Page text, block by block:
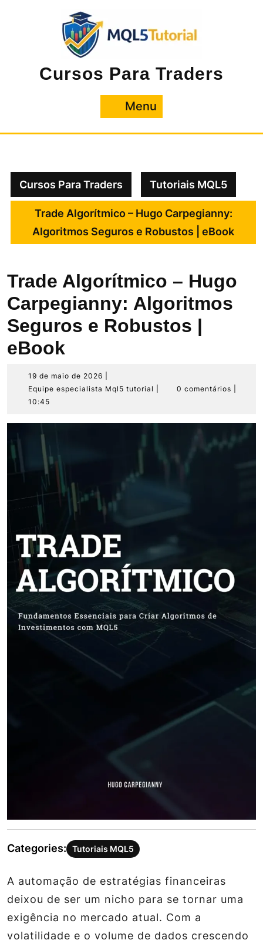
Cursos Para Traders
Menu
Cursos Para Traders Tutoriais MQL5
Trade Algorítmico – Hugo Carpegianny:
Algoritmos Seguros e Robustos | eBook
Trade Algorítmico – Hugo
Carpegianny: Algoritmos
Seguros e Robustos |
eBook
19 de maio de 2026
de
Equipe especialista Mql5 tutorial
Equipe0 comentários
10:45
Categories: Tutoriais MQL5
A automação de estratégias financeiras
deixou de ser um nicho para se tornar uma
exigência no mercado atual. Com a
volatilidade e o volume de dados crescendo